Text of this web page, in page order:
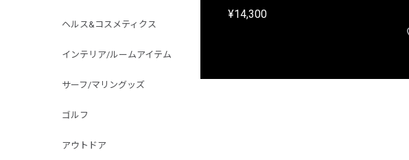
ヘルス&コスメティクス
インテリア/ルームアイテム
サーフ/マリングッズ
ゴルフ
アウトドア
¥14,300